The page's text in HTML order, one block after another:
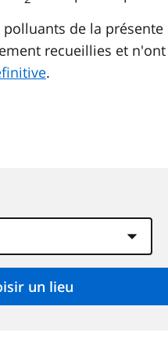
de la présente
recueillies et
.